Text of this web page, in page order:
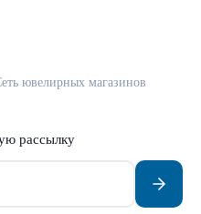
ювелирных магазинов
рассылку